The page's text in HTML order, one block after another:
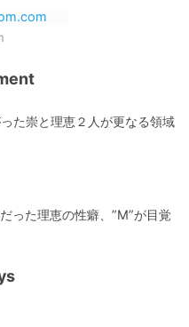
た崇と理恵２人が更なる領域
った理恵の性癖、”M”が目覚